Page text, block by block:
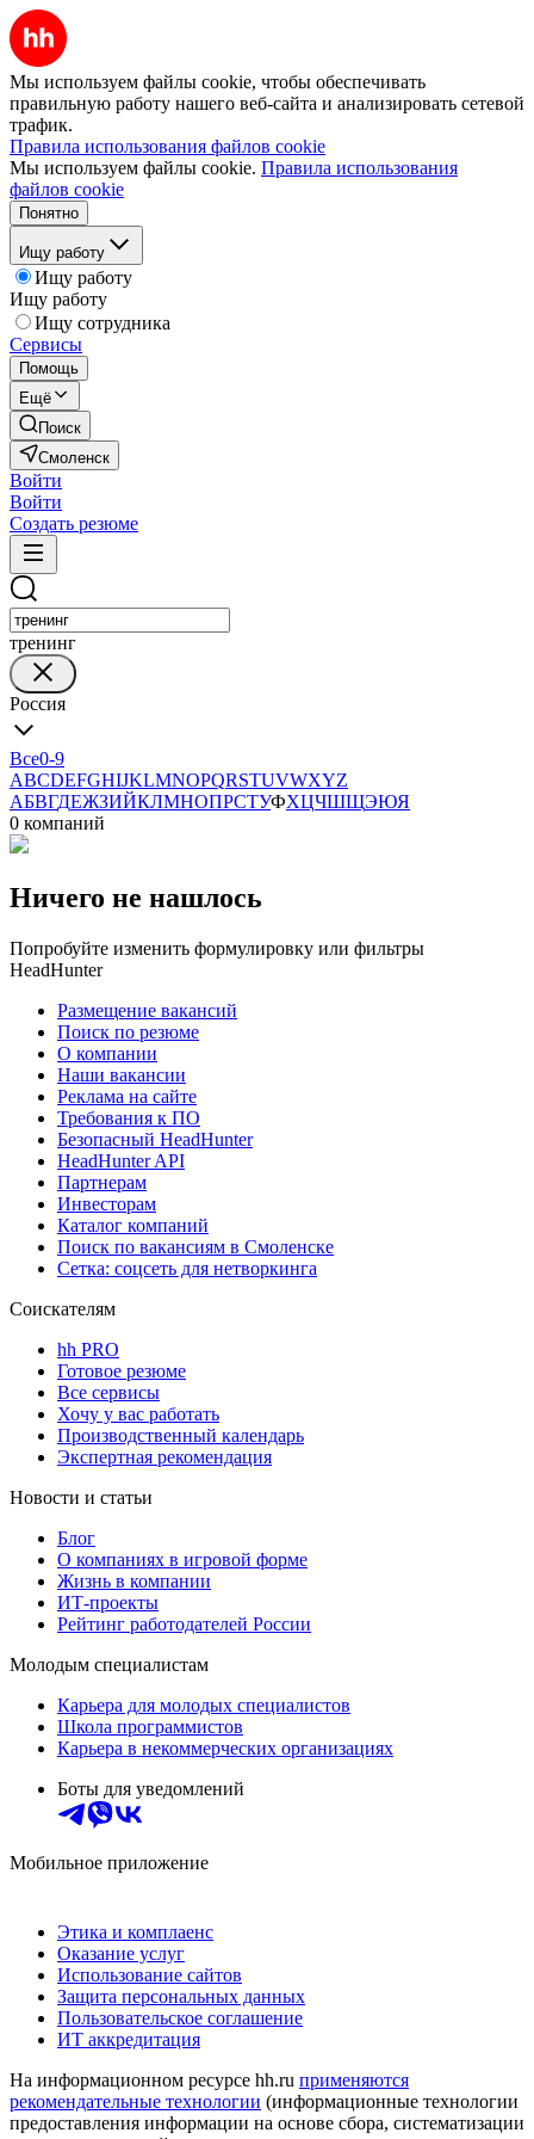
Мы используем файлы cookie, чтобы обеспечивать
правильную работу нашего веб-сайта и анализировать сетевой
трафик.
Правила использования файлов cookie
Мы используем файлы cookie. Правила использования
файлов cookie
Понятно
Ищу работу
Ищу работу
Ищу работу
Ищу сотрудника
Сервисы
Помощь
Ещё
Поиск
Смоленск
Войти
Войти
Создать резюме
тренинг
Россия
Все0-9
ABCDEFGHIJKLMNOPQRSTUVWXYZ
АБВГДЕЖЗИЙКЛМНОПРСТУФХЦЧШЩЭЮЯ
0 компаний
Ничего не нашлось
Попробуйте изменить формулировку или фильтры
HeadHunter
Размещение вакансий
Поиск по резюме
О компании
Наши вакансии
Реклама на сайте
Требования к ПО
Безопасный HeadHunter
HeadHunter API
Партнерам
Инвесторам
Каталог компаний
Поиск по вакансиям в Смоленске
Сетка: соцсеть для нетворкинга
Соискателям
hh PRO
Готовое резюме
Все сервисы
Хочу у вас работать
Производственный календарь
Экспертная рекомендация
Новости и статьи
Блог
О компаниях в игровой форме
Жизнь в компании
ИТ-проекты
Рейтинг работодателей России
Молодым специалистам
Карьера для молодых специалистов
Школа программистов
Карьера в некоммерческих организациях
Боты для уведомлений
Мобильное приложение
Этика и комплаенс
Оказание услуг
Использование сайтов
Защита персональных данных
Пользовательское соглашение
ИТ аккредитация
На информационном ресурсе hh.ru применяются
рекомендательные технологии (информационные технологии
предоставления информации на основе сбора, систематизации